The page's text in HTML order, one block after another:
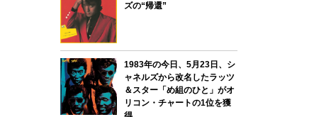
ズの“帰還”
1983年の今日、5月23日、シ
ャネルズから改名したラッツ
＆スター「め組のひと」がオ
リコン・チャートの1位を獲